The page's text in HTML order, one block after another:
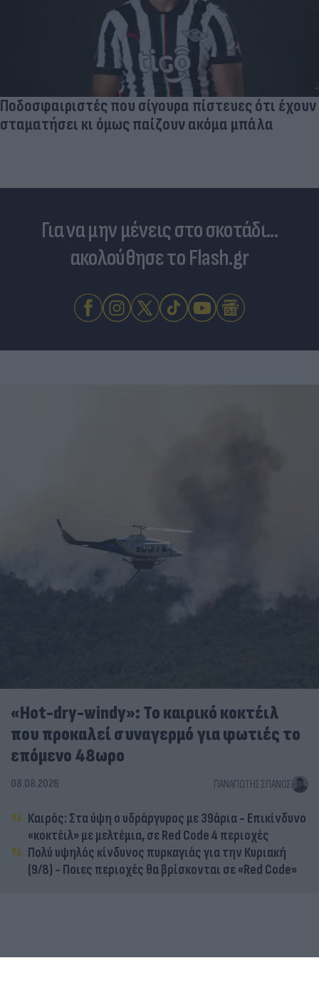
Ποδοσφαιριστές που σίγουρα πίστευες ότι έχουν
σταματήσει κι όμως παίζουν ακόμα μπάλα
Για να μην μένεις στο σκοτάδι...
ακολούθησε το Flash.gr
«Hot-dry-windy»: Το καιρικό κοκτέιλ
που προκαλεί συναγερμό για φωτιές το
επόμενο 48ωρο
08.08.2026 ΠΑΝΑΓΙΏΤΗΣ ΣΠΑΝΌΣ
Καιρός: Στα ύψη ο υδράργυρος με 39άρια - Επικίνδυνο
«κοκτέιλ» με μελτέμια, σε Red Code 4 περιοχές
Πολύ υψηλός κίνδυνος πυρκαγιάς για την Κυριακή
(9/8) - Ποιες περιοχές θα βρίσκονται σε «Red Code»